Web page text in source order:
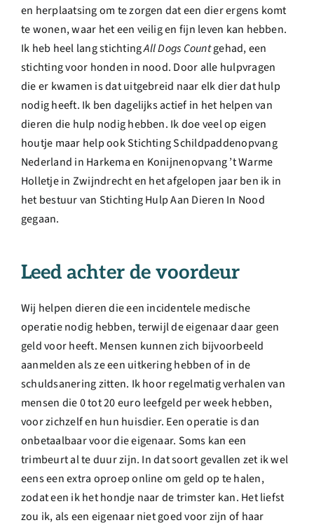
en herplaatsing om te zorgen dat een dier ergens komt
te wonen, waar het een veilig en fijn leven kan hebben.
Ik heb heel lang stichtingAll Dogs Countgehad, een
stichting voor honden in nood. Door alle hulpvragen
die er kwamen is dat uitgebreid naar elk dier dat hulp
nodig heeft. Ik ben dagelijks actief in het helpen van
dieren die hulp nodig hebben. Ik doe veel op eigen
houtje maar help ook Stichting Schildpaddenopvang
Nederland in Harkema en Konijnenopvang ’t Warme
Holletje in Zwijndrecht en het afgelopen jaar ben ik in
het bestuur van Stichting Hulp Aan Dieren In Nood
gegaan.
Leed achter de voordeur
Wij helpen dieren die een incidentele medische
operatie nodig hebben, terwijl de eigenaar daar geen
geld voor heeft. Mensen kunnen zich bijvoorbeeld
aanmelden als ze een uitkering hebben of in de
schuldsanering zitten. Ik hoor regelmatig verhalen van
mensen die 0 tot 20 euro leefgeld per week hebben,
voor zichzelf en hun huisdier. Een operatie is dan
onbetaalbaar voor die eigenaar. Soms kan een
trimbeurt al te duur zijn. In dat soort gevallen zet ik wel
eens een extra oproep online om geld op te halen,
zodat een ik het hondje naar de trimster kan. Het liefst
zou ik, als een eigenaar niet goed voor zijn of haar